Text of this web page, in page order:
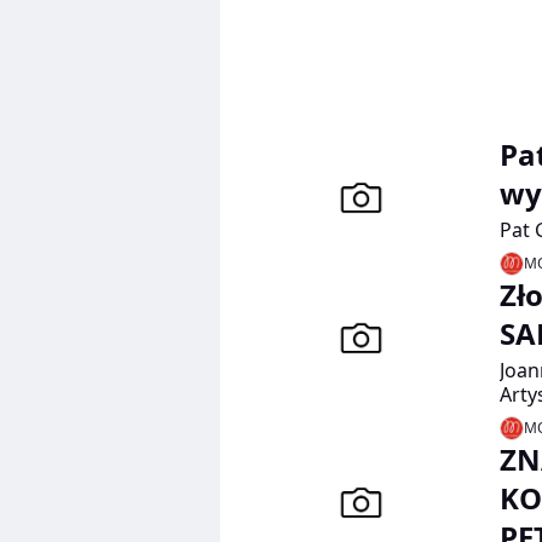
Pat
dla